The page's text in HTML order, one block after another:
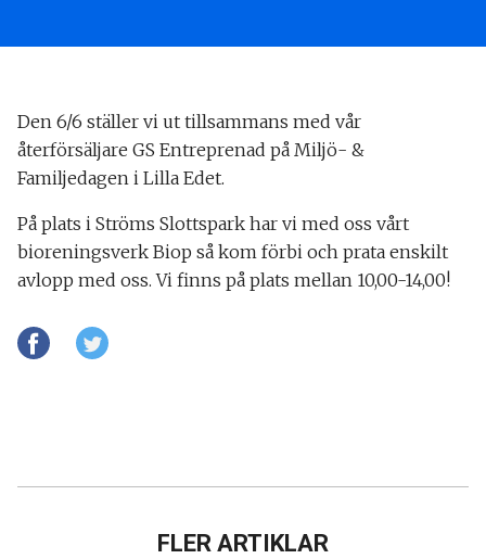
Den 6/6 ställer vi ut tillsammans med vår
återförsäljare GS Entreprenad på Miljö- &
Familjedagen i Lilla Edet.
På plats i Ströms Slottspark har vi med oss vårt
bioreningsverk Biop så kom förbi och prata enskilt
avlopp med oss. Vi finns på plats mellan 10,00-14,00!
FLER ARTIKLAR